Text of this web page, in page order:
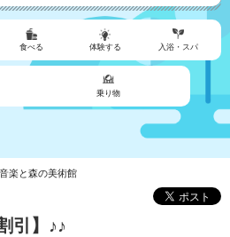
食べる 体験する 入浴・スパ
乗り物
楽と森の美術館
引】♪♪